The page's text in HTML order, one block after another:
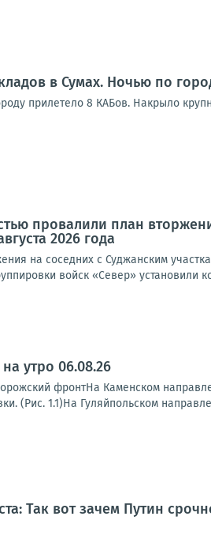
в Сумах. Ночью по
прилетело 8 КАБов. Накрыло
провалили план
2026 года
на соседних с Суджанским
войск «Север» установили
утро 06.08.26
фронтНа Каменском
(Рис. 1.1)На Гуляйпольском
Так вот зачем Путин